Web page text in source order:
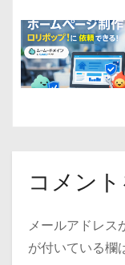
コメン
メールアドレス
が付いている欄